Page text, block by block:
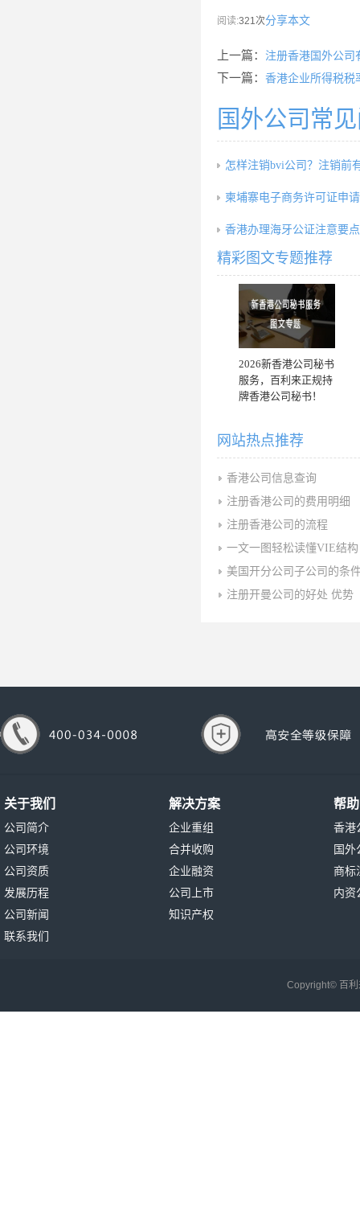
阅读:321次分享本文
上一篇： 注册香港国外公司
下一篇： 香港企业所得税税
国外公司常
怎样注销bvi公司？注销前
柬埔寨电子商务许可证申请
香港办理海牙公证注意要点
精彩图文专题推荐
2026新香港公司秘书
服务，百利来正规持
牌香港公司秘书！
网站热点推荐
香港公司信息查询
注册香港公司的费用明细
注册香港公司的流程
一文一图轻松读懂VIE结
美国开分公司子公司的条
注册开曼公司的好处 优势
关于我们
公司简介
公司环境
公司资质
发展历程
公司新闻
联系我们
解决方案
企业重组
合并收购
企业融资
公司上市
知识产权
帮
香港
国外
商标
内资
Copyright© 百